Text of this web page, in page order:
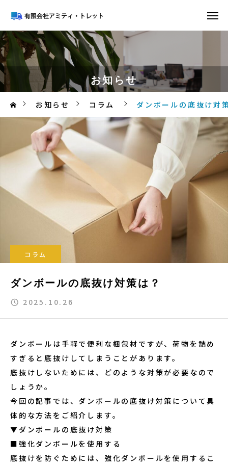
お知らせ
お知らせ コラム ダンボールの底抜け対
コラム
ダンボールの底抜け対策は？
2025.10.26
ダンボールは手軽で便利な梱包材ですが、荷物を詰め
すぎると底抜けしてしまうことがあります。
底抜けしないためには、どのような対策が必要なので
しょうか。
今回の記事では、ダンボールの底抜け対策について具
体的な方法をご紹介します。
▼ダンボールの底抜け対策
■強化ダンボールを使用する
底抜けを防ぐためには、強化ダンボールを使用するこ